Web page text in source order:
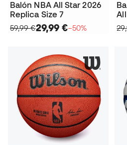
Balón NBA All Star 2026
Replica Size 7
59,99 €29,99 €−50%